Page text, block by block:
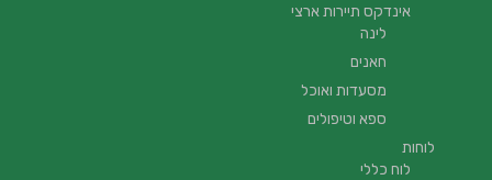
אינדקס תיירות ארצי
לינה
חאנים
מסעדות ואוכל
ספא וטיפולים
לוחות
לוח כללי